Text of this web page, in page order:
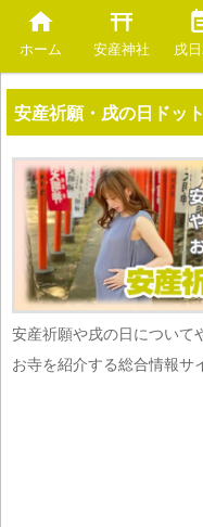
ホーム 安産神社 戌
安産祈願・戌の日ドッ
安産祈願や戌の日について
お寺を紹介する総合情報サ